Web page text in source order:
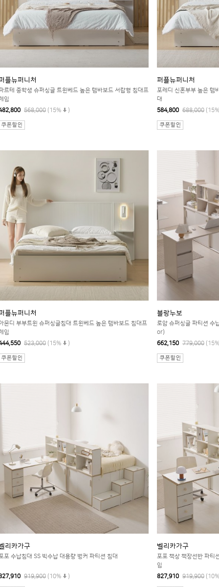
플뉴퍼니처
르테 중학생 슈퍼싱글 트윈베드 높은 템바보드 서랍형 침대프
임
568,000 (15% )
퍼플뉴퍼니처
포레디 신혼부부 높은 템
대
584,800 688,000
플뉴퍼니처
몬디 부부트윈 슈퍼싱글침대 트윈베드 높은 템바보드 침대프
임
523,000 (15% )
블랑누보
로암 슈퍼싱글 파티션 수
or)
662,150 779,000
리카가구
포 수납침대 SS 빅수납 대용량 벙커 파티션 침대
919,900 (10% )
벨리카가구
포포 책상 책장선반 파티
임
827,910 919,900